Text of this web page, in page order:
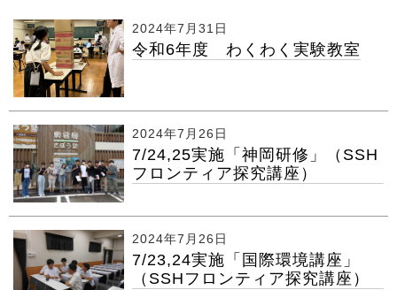
2024年7月31日
令和6年度 わくわく実験教室
2024年7月26日
7/24,25実施「神岡研修」（SSH
フロンティア探究講座）
2024年7月26日
7/23,24実施「国際環境講座」
（SSHフロンティア探究講座）